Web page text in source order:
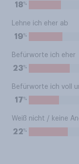
18%
Lehne ich eher ab
19%
Befürworte ich eher
23%
Befürworte ich voll
17%
Weiß nicht / keine
22%